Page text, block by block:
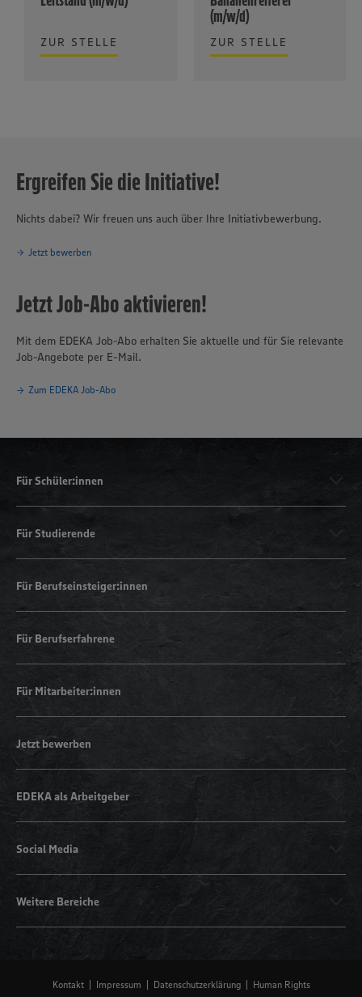
ZUR STELLE
(m/w/d)
ZUR STELLE
Ergreifen Sie die Initiative!
Nichts dabei? Wir freuen uns auch über Ihre Initiativbewerbung.
Jetzt bewerben
Jetzt Job-Abo aktivieren!
Mit dem EDEKA Job-Abo erhalten Sie aktuelle und für Sie relevante
Job-Angebote per E-Mail.
Zum EDEKA Job-Abo
Für Schüler:innen
Für Studierende
Für Berufseinsteiger:innen
Für Berufserfahrene
Für Mitarbeiter:innen
Jetzt bewerben
EDEKA als Arbeitgeber
Social Media
Weitere Bereiche
Kontakt Impressum Datenschutzerklärung
Human Rights